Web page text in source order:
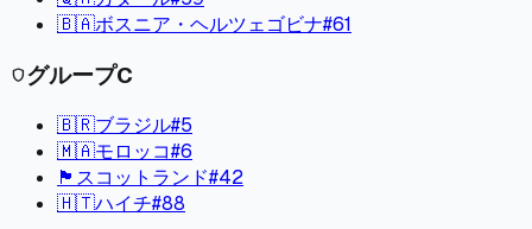
🇧🇦ボスニア・ヘルツェゴビナ#61
shieldグループC
🇧🇷ブラジル#5
🇲🇦モロッコ#6
🏴󠁧󠁢󠁳󠁣󠁴󠁿 スコットランド#42
🇭🇹ハイチ#88